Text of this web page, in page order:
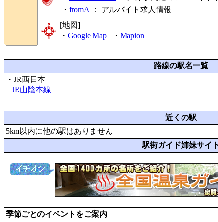
・ fromA ： アルバイト求人情報
[地図]
・ Google Map ・ Mapion
路線の駅名一覧
・JR西日本
JR山陰本線
近くの駅
5km以内に他の駅はありません
駅街ガイド姉妹サイ
季節ごとのイベントをご案内